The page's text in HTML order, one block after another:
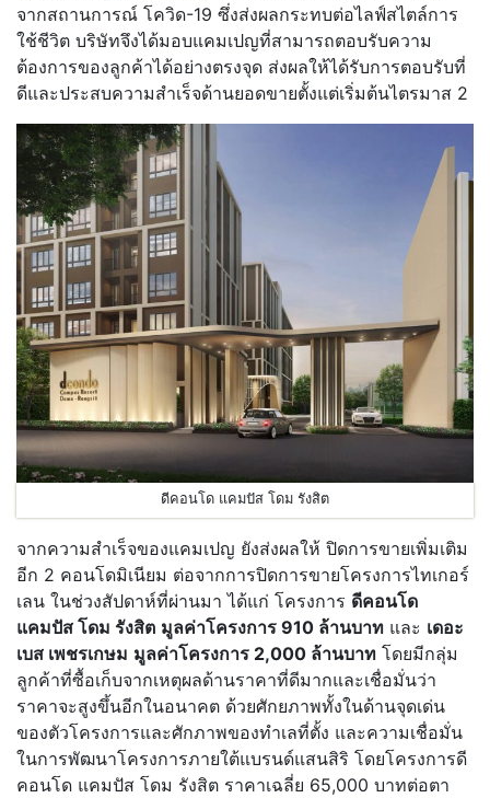
จากสถานการณ์ โควิด-19 ซึ่งส่งผลกระทบต่อไลฟ์สไตล์การ
ใช้ชีวิต บริษัทจึงได้มอบแคมเปญที่สามารถตอบรับความ
ต้องการของลูกค้าได้อย่างตรงจุด ส่งผลให้ได้รับการตอบรับที่
ดีและประสบความสำเร็จด้านยอดขายตั้งแต่เริ่มต้นไตรมาส 2
ดีคอนโด แคมปัส โดม รังสิต
จากความสำเร็จของแคมเปญ ยังส่งผลให้ ปิดการขายเพิ่มเติม
อีก 2 คอนโดมิเนียม ต่อจากการปิดการขายโครงการไทเกอร์
เลน ในช่วงสัปดาห์ที่ผ่านมา ได้แก่ โครงการ ดีคอนโด
แคมปัส โดม รังสิต มูลค่าโครงการ 910 ล้านบาท และ เดอะ
เบส เพชรเกษม มูลค่าโครงการ 2,000 ล้านบาท โดยมีกลุ่ม
ลูกค้าที่ซื้อเก็บจากเหตุผลด้านราคาที่ดีมากและเชื่อมั่นว่า
ราคาจะสูงขึ้นอีกในอนาคต ด้วยศักยภาพทั้งในด้านจุดเด่น
ของตัวโครงการและศักภาพของทำเลที่ตั้ง และความเชื่อมั่น
ในการพัฒนาโครงการภายใต้แบรนด์แสนสิริ โดยโครงการดี
คอนโด แคมปัส โดม รังสิต ราคาเฉลี่ย 65,000 บาทต่อตา